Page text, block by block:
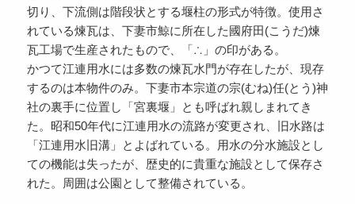
切り、下流側は階段状とする堰柱の形式が特徴。使用さ
れている煉瓦は、下妻市鯨に所在した國府田(こうだ)煉
瓦工場で生産されたもので、「∴」の印がある。
かつて江連用水には多数の煉瓦水門が存在したが、現存
するのは本物件のみ。下妻市本宗道の宗(むね)任(とう)神
社の裏手に位置し「宮裏堰」とも呼ばれ親しまれてき
た。昭和50年代に江連用水の流路が変更され、旧水路は
「江連用水旧溝」とよばれている。用水の分水施設とし
ての機能は失ったが、歴史的に貴重な施設として保存さ
れた。周囲は公園として整備されている。